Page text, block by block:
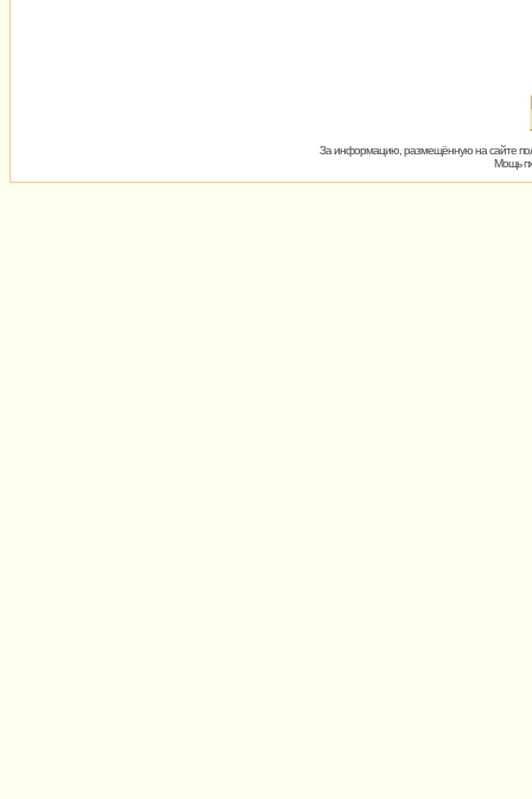
За информацию, размещённую на сайте
Мощь